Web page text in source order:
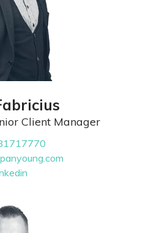
Client Manager